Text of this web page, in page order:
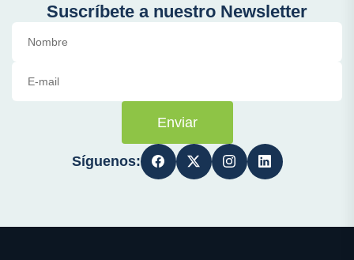
Suscríbete a nuestro Newsletter
Enviar
Síguenos: